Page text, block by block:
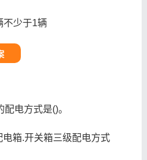
不少于1辆
电方式是()。
箱.开关箱三级配电方式